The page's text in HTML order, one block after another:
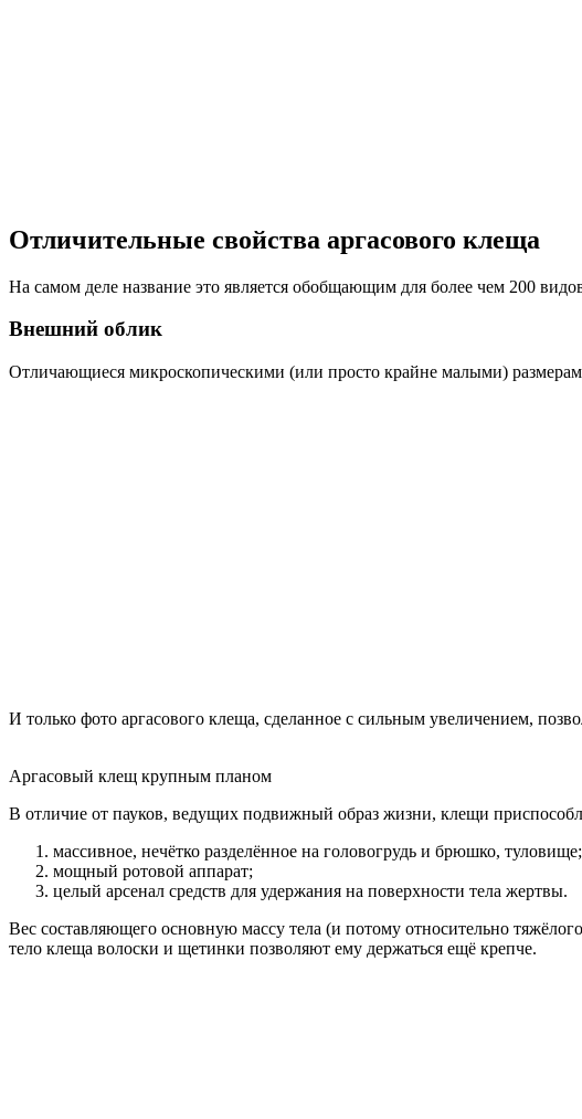
Отличительные свойства аргасового клеща
На самом деле название это является обобщающим для более чем 200
Внешний облик
Отличающиеся микроскопическими (или просто крайне малыми)
И только фото аргасового клеща, сделанное с сильным увеличением,
Аргасовый клещ крупным планом
В отличие от пауков, ведущих подвижный образ жизни, клещи
массивное, нечётко разделённое на головогрудь и брюшко, туловище;
мощный ротовой аппарат;
целый арсенал средств для удержания на поверхности тела жертвы.
Вес составляющего основную массу тела (и потому относительно
тело клеща волоски и щетинки позволяют ему держаться ещё крепче.